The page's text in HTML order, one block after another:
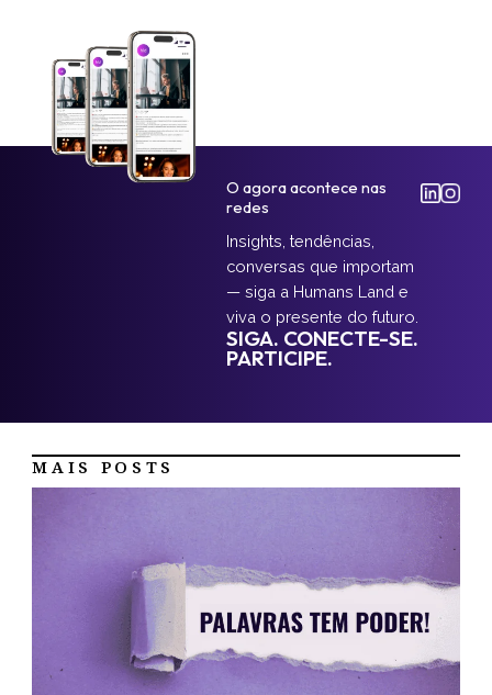
O agora acontece nas
redes
Insights, tendências,
conversas que importam
— siga a Humans Land e
viva o presente do futuro.
SIGA. CONECTE-SE.
PARTICIPE.
MAIS POSTS